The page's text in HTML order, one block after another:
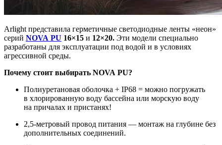
Arlight представила герметичные светодиодные ленты «неон»
серий NOVA PU 16×15 и 12×20. Эти модели специально
разработаны для эксплуатации под водой и в условиях
агрессивной среды.
Почему стоит выбирать NOVA PU?
Полиуретановая оболочка + IP68 = можно погружать
в хлорированную воду бассейна или морскую воду
на причалах и пристанях!
2,5-метровый провод питания — монтаж на глубине без
дополнительных соединений.